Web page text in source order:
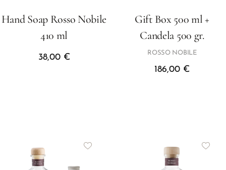
Hand Soap Rosso Nobile
410 ml
38,00 €
Gift Box 500 ml +
Candela 500 gr.
ROSSO NOBILE
186,00 €